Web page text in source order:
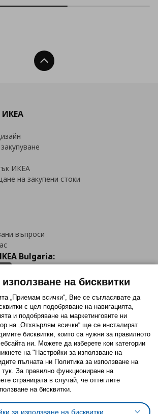
Нагоре
ИКЕА
ИКЕА
на закупени стоки
въпроси
Bulgaria:
PinterestInstagram
използване на бисквитки (Cookies)
за използване на бисквитки
на бисквитки
„Приемам всички“, Вие се съгласявате да
с цел подобряване на навигацията,
и подобряване на маркетинговите ни
на „Отхвърлям всички“ ще се инсталират
бисквитки, които са нужни за правилното
ни. Можете да изберете кои категории
на "Настройки за използване на
пълната ни Политика за използване на
тук. За правилно функциониране на
страницата в случай, че оттеглите
на бисквитки.
за използване на бисквитки